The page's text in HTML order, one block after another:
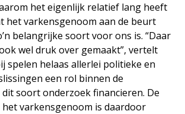
het eigenlijk relatief lang heeft
het varkensgenoom aan de beurt
belangrijke soort voor ons is. “Daar
wel druk over gemaakt”, vertelt
spelen helaas allerlei politieke en
een rol binnen de
soort onderzoek financieren. De
varkensgenoom is daardoor